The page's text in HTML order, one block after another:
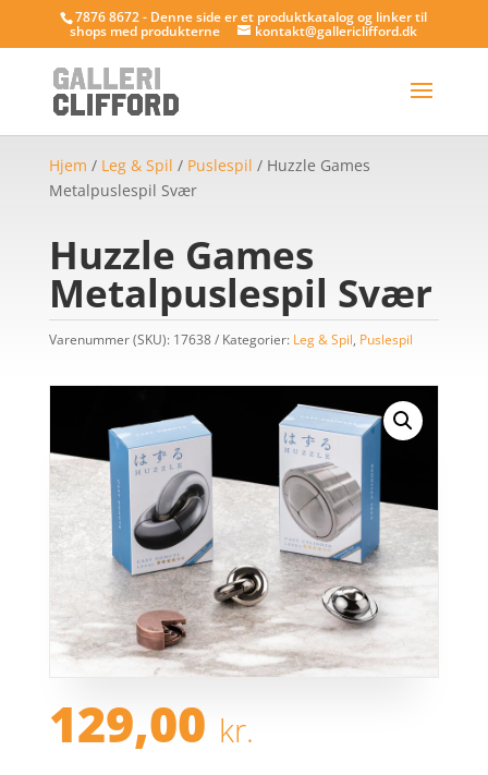
7876 8672 - Denne side er et produktkatalog og linker til
shops med produkterne kontakt@gallericlifford.dk
Hjem / Leg & Spil / Puslespil / Huzzle Games
Metalpuslespil Svær
Huzzle Games
Metalpuslespil Svær
Varenummer (SKU): 17638 Kategorier: Leg & Spil, Puslespil
129,00 kr.